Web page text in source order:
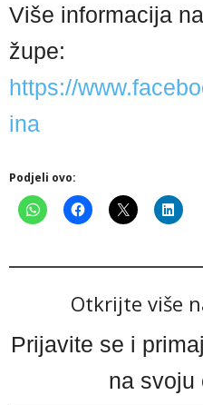
Više informacija
župe:
https://
ina
Podjeli ovo:
Otkrijte više
Prijavite se i
na svoju